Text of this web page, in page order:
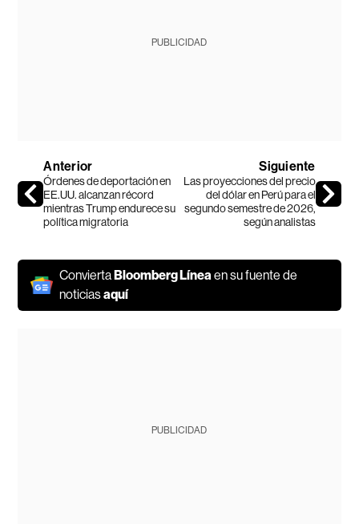
PUBLICIDAD
Anterior
Órdenes de deportación en
EE.UU. alcanzan récord
mientras Trump endurece su
política migratoria
Siguiente
Las proyecciones del precio
del dólar en Perú para el
segundo semestre de 2026,
según analistas
ConviertaBloomberg Líneaen su fuente de
noticiasaquí
PUBLICIDAD